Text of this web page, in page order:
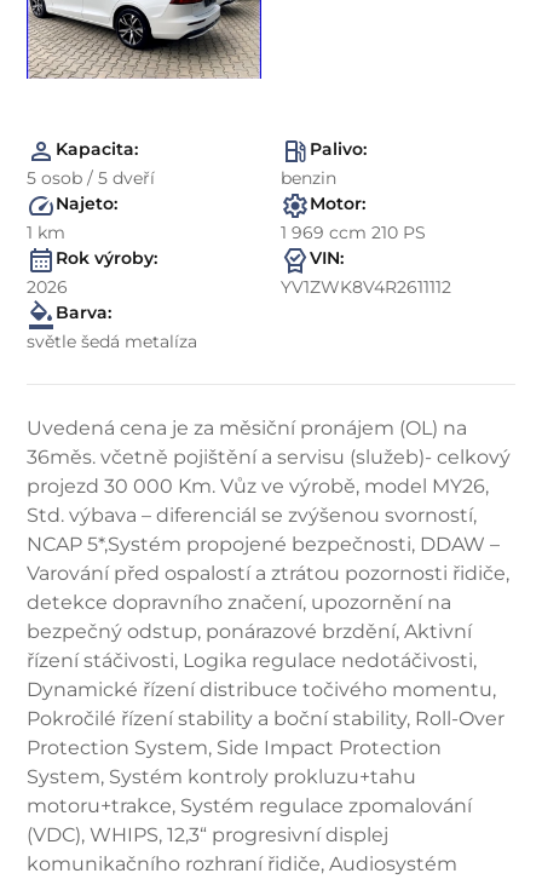
Kapacita:
5 osob / 5 dveří
Palivo:
benzin
Najeto:
1 km
Motor:
1 969 ccm 210 PS
Rok výroby:
2026
VIN:
YV1ZWK8V4R2611112
Barva:
světle šedá metalíza
Uvedená cena je za měsiční pronájem (OL) na
36měs. včetně pojištění a servisu (služeb)- celkový
projezd 30 000 Km. Vůz ve výrobě, model MY26,
Std. výbava – diferenciál se zvýšenou svorností,
NCAP 5*,Systém propojené bezpečnosti, DDAW –
Varování před ospalostí a ztrátou pozornosti řidiče,
detekce dopravního značení, upozornění na
bezpečný odstup, ponárazové brzdění, Aktivní
řízení stáčivosti, Logika regulace nedotáčivosti,
Dynamické řízení distribuce točivého momentu,
Pokročilé řízení stability a boční stability, Roll-Over
Protection System, Side Impact Protection
System, Systém kontroly prokluzu+tahu
motoru+trakce, Systém regulace zpomalování
(VDC), WHIPS, 12,3“ progresivní displej
komunikačního rozhraní řidiče, Audiosystém